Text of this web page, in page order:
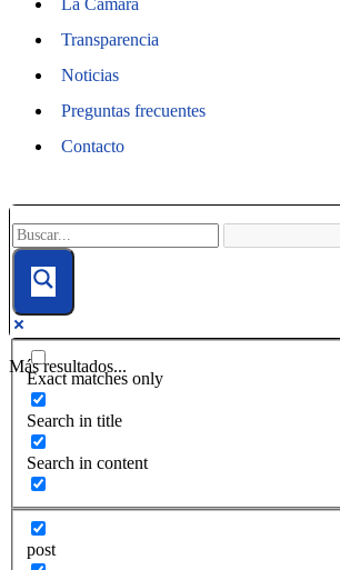
Transparencia
Noticias
Preguntas frecuentes
Contacto
Más resultados...
Exact matches only
Search in title
Search in content
post